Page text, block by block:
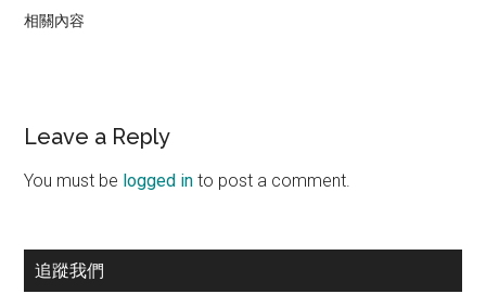
相關內容
Reader
Interactions
Leave a Reply
You must be logged in to post a comment.
Primary
追蹤我們